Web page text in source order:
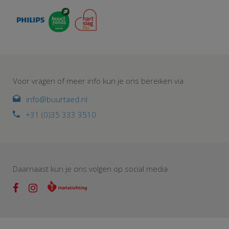
Voor vragen of meer info kun je ons bereiken via
info@buurtaed.nl
+31 (0)35 333 3510
Daarnaast kun je ons volgen op social media